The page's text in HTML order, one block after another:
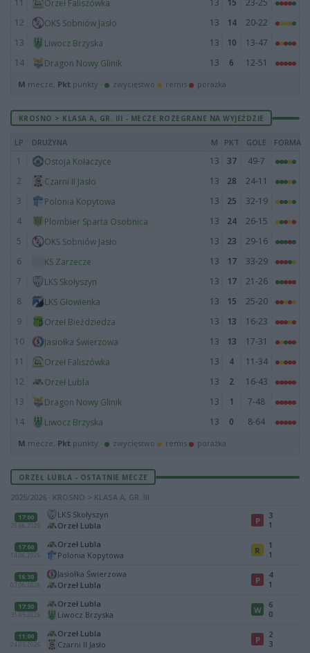
11 Orzeł Faliszówka 13 15
23-25
12
OKS Sobniów Jasło 13 14
20-22
13
Liwocz Brzyska 13 10
13-47
14
Dragon Nowy Glinik 13 6 12-51
M mecze, Pkt punkty · zwycięstwo remis porażka
KROSNO > KLASA A, GR. III - MECZE ROZEGRANE NA WYJEŹDZIE
LP DRUŻYNA M PKT GOLE FORMA
1 Ostoja Kołaczyce 13 37
49-7
2
Czarni II Jasło 13 28
24-11
3
Polonia Kopytowa 13 25
32-19
4
Plombier Sparta Osobnica 13 24
26-15
5
OKS Sobniów Jasło 13 23
29-16
6
KS Zarzecze 13 17
33-29
7
LKS Skołyszyn 13 17
21-26
8
LKS Głowienka 13 15
25-20
9
Orzeł Bieździedza 13 13
16-23
10
Jasiołka Świerzowa 13 13
17-31
11
Orzeł Faliszówka 13 4
11-34
12
Orzeł Lubla 13 2
16-43
13
Dragon Nowy Glinik 13 1
7-48
14
Liwocz Brzyska 13 0 8-64
M mecze, Pkt punkty · zwycięstwo remis porażka
ORZEŁ LUBLA - OSTATNIE MECZE
2025/2026 · KROSNO > KLASA A, GR. III
17:00
20.06.2026
LKS Skołyszyn
Orzeł Lubla
P
3
1
17:00
14.06.2026
Orzeł Lubla
Polonia Kopytowa
R
1
1
16:30
07.06.2026
Jasiołka Świerzowa
Orzeł Lubla
P
4
1
17:30
31.05.2026
Orzeł Lubla
Liwocz Brzyska
W
6
0
11:00
24.05.2026
Orzeł Lubla
Czarni II Jasło
P
2
3